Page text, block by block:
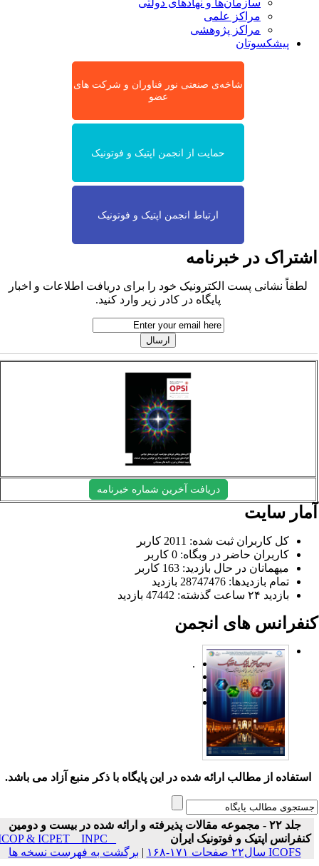
سازمان‌ها و نهادهای دولتی
مراکز علمی
مراکز پژوهشی
پیشکسوتان
شاخه‌ی صنعتی نور فناوران و شرکت های
عضو
حمایت از انجمن اپتیک و فوتونیک
ارتباط انجمن اپتیک و فوتونیک
در خبرنامه
لطفاً نشانی پست الکترونیک خود را برای دریافت اطلاعات و اخبار
پایگاه در کادر زیر وارد کنید.
دریافت آخرین شماره خبرنامه
سایت
کل کاربران ثبت شده: 2011 کاربر
کاربران حاضر در وبگاه: 0 کاربر
میهمانان در حال بازدید: 163 کاربر
تمام بازدید‌ها: 28747476 بازدید
بازدید ۲۴ ساعت گذشته: 47442 بازدید
های انجمن
.
استفاده از مطالب ارائه شده در این پایگاه با ذکر منبع آزاد می باشد.
جلد ۲۲ - مجموعه مقالات پذیرفته و ارائه شده در بیست و دومین
کنفرانس اپتیک و فوتونیک ایران
ICOP & ICPET _ INPC _
ICOFS سال۲۲ صفحات ۱۷۱-۱۶۸
| برگشت به فهرست نسخه ها